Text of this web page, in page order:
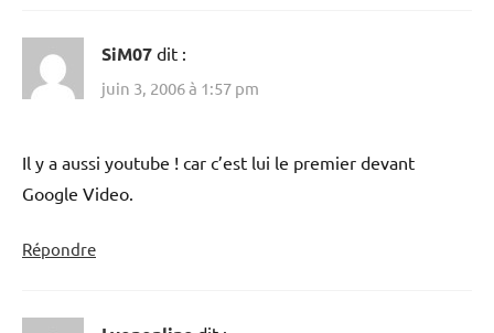
SiM07 dit :
juin 3, 2006 à 1:57 pm
Il y a aussi youtube ! car c’est lui le premier devant
Google Video.
Répondre